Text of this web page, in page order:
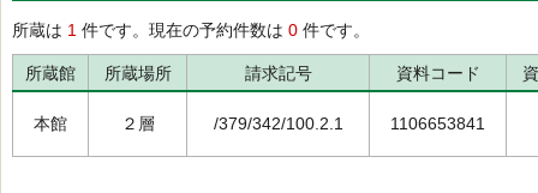
所蔵は 1 件です。現在の予約件数は 0 件です。
所蔵館 所蔵場所 請求記号 資料コード
本館 ２層 /379/342/100.2.1 1106653841